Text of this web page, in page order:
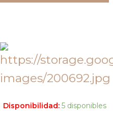
Disponibilidad: 5 disponibles